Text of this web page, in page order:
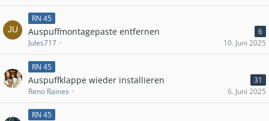
RN 45
Auspuff­mon­ta­ge­paste entfernen
6
Jules717
10. Juni 2025
RN 45
Auspuffklappe wieder installieren
31
Reno Raines
6. Juni 2025
RN 45